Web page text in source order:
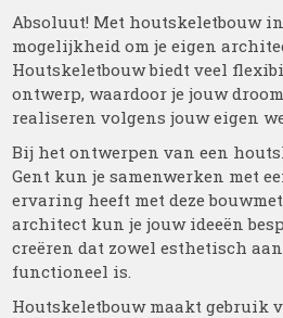
Absoluut! Met houtskeletbouw in
mogelijkheid om je eigen
Houtskeletbouw biedt veel
ontwerp, waardoor je jouw
realiseren volgens jouw eigen
Bij het ontwerpen van een
Gent kun je samenwerken met
ervaring heeft met deze
architect kun je jouw ideeën
creëren dat zowel esthetisch
functioneel is.
Houtskeletbouw maakt gebruik